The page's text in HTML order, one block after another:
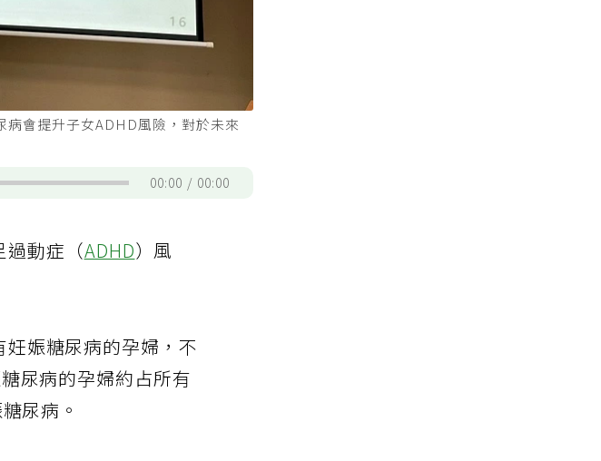
會提升子女ADHD風險，對於未來
00:00 00:00
過動症（ADHD）風
娠糖尿病的孕婦，不
尿病的孕婦約占所有
尿病。